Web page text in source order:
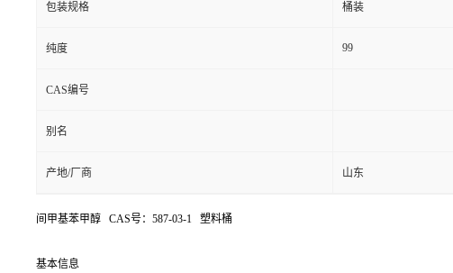
包装规格 桶装
纯度 99
CAS编号
别名
产地/厂商 山东
间甲基苯甲醇 CAS号：587-03-1 塑料桶
基本信息